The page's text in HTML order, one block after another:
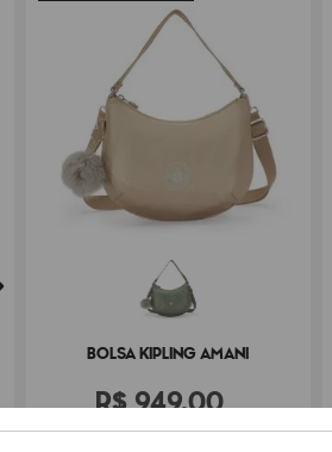
BOLSA KIPLING AMANI
R$949,00
ou 6x de R$ 158,17